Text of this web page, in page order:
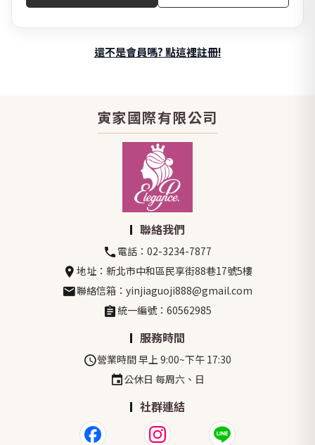
還不是會員嗎? 點這裡註冊!
寅家國際有限公司
聯絡我們
電話：02-3234-7877
地址：新北市中和區民享街88巷17號5樓
聯絡信箱：yinjiaguoji888@gmail.com
統一編號：60562985
服務時間
營業時間 早上 9:00~下午 17:30
公休日 每周六、日
社群連結